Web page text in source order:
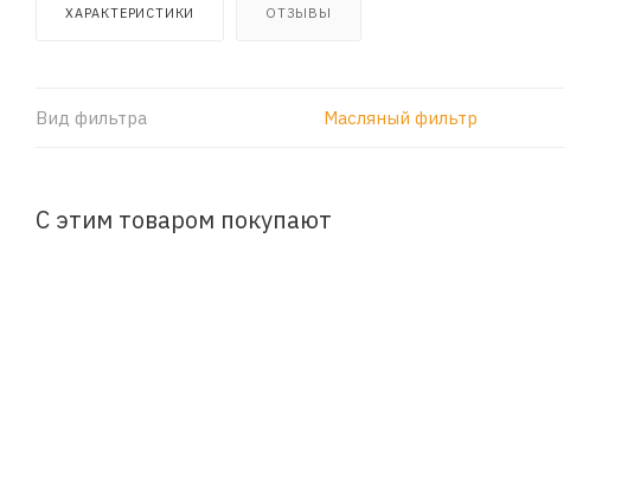
ХАРАКТЕРИСТИКИ ОТЗЫВЫ
Вид фильтра Масляный фильтр
С этим товаром покупают